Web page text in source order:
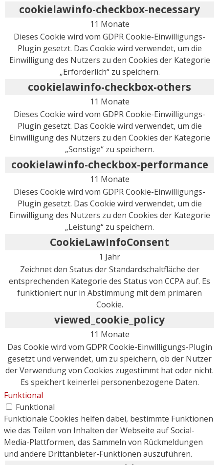
cookielawinfo-checkbox-necessary
11 Monate
Dieses Cookie wird vom GDPR Cookie-Einwilligungs-
Plugin gesetzt. Das Cookie wird verwendet, um die
Einwilligung des Nutzers zu den Cookies der Kategorie
„Erforderlich“ zu speichern.
cookielawinfo-checkbox-others
11 Monate
Dieses Cookie wird vom GDPR Cookie-Einwilligungs-
Plugin gesetzt. Das Cookie wird verwendet, um die
Einwilligung des Nutzers zu den Cookies der Kategorie
„Sonstige“ zu speichern.
cookielawinfo-checkbox-performance
11 Monate
Dieses Cookie wird vom GDPR Cookie-Einwilligungs-
Plugin gesetzt. Das Cookie wird verwendet, um die
Einwilligung des Nutzers zu den Cookies der Kategorie
„Leistung“ zu speichern.
CookieLawInfoConsent
1 Jahr
Zeichnet den Status der Standardschaltfläche der
entsprechenden Kategorie des Status von CCPA auf. Es
funktioniert nur in Abstimmung mit dem primären
Cookie.
viewed_cookie_policy
11 Monate
Das Cookie wird vom GDPR Cookie-Einwilligungs-Plugin
gesetzt und verwendet, um zu speichern, ob der Nutzer
der Verwendung von Cookies zugestimmt hat oder nicht.
Es speichert keinerlei personenbezogene Daten.
Funktional
Funktional
Funktionale Cookies helfen dabei, bestimmte Funktionen
wie das Teilen von Inhalten der Webseite auf Social-
Media-Plattformen, das Sammeln von Rückmeldungen
und andere Drittanbieter-Funktionen auszuführen.